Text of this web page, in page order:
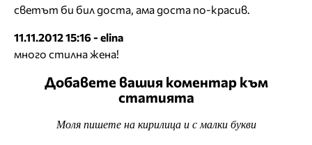
светът би бил доста, ама доста по-красив.
11.11.2012 15:16 - elina
много стилна жена!
Добавете вашия коментар към
статията
Моля пишете на кирилица и с малки букви